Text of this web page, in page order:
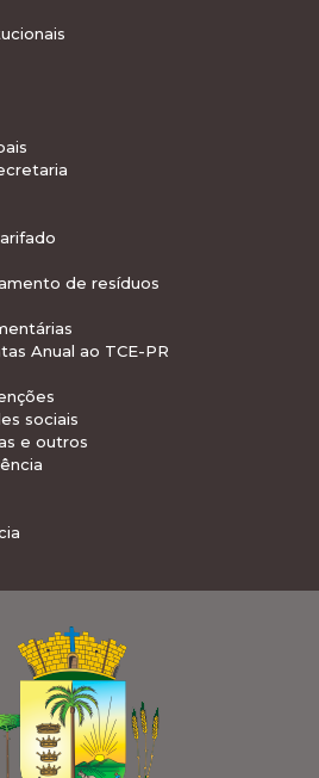
de resíduos
Anual ao TCE-PR
sociais
e outros